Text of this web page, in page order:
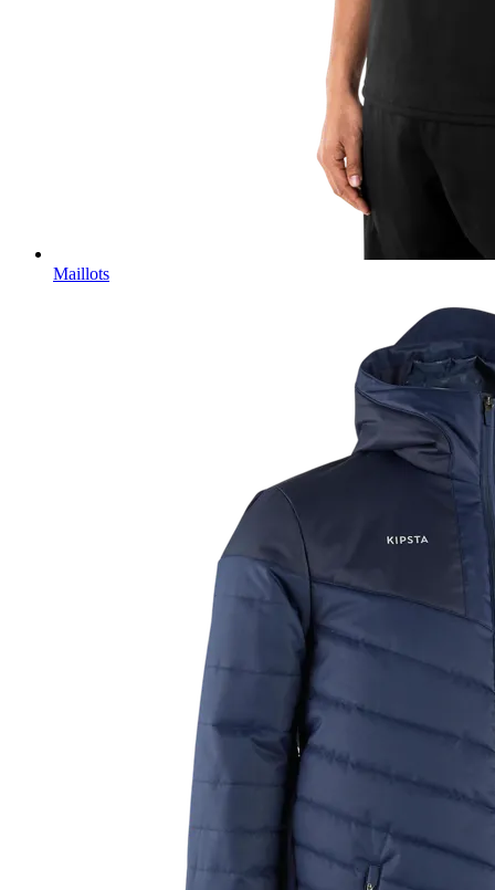
Maillots